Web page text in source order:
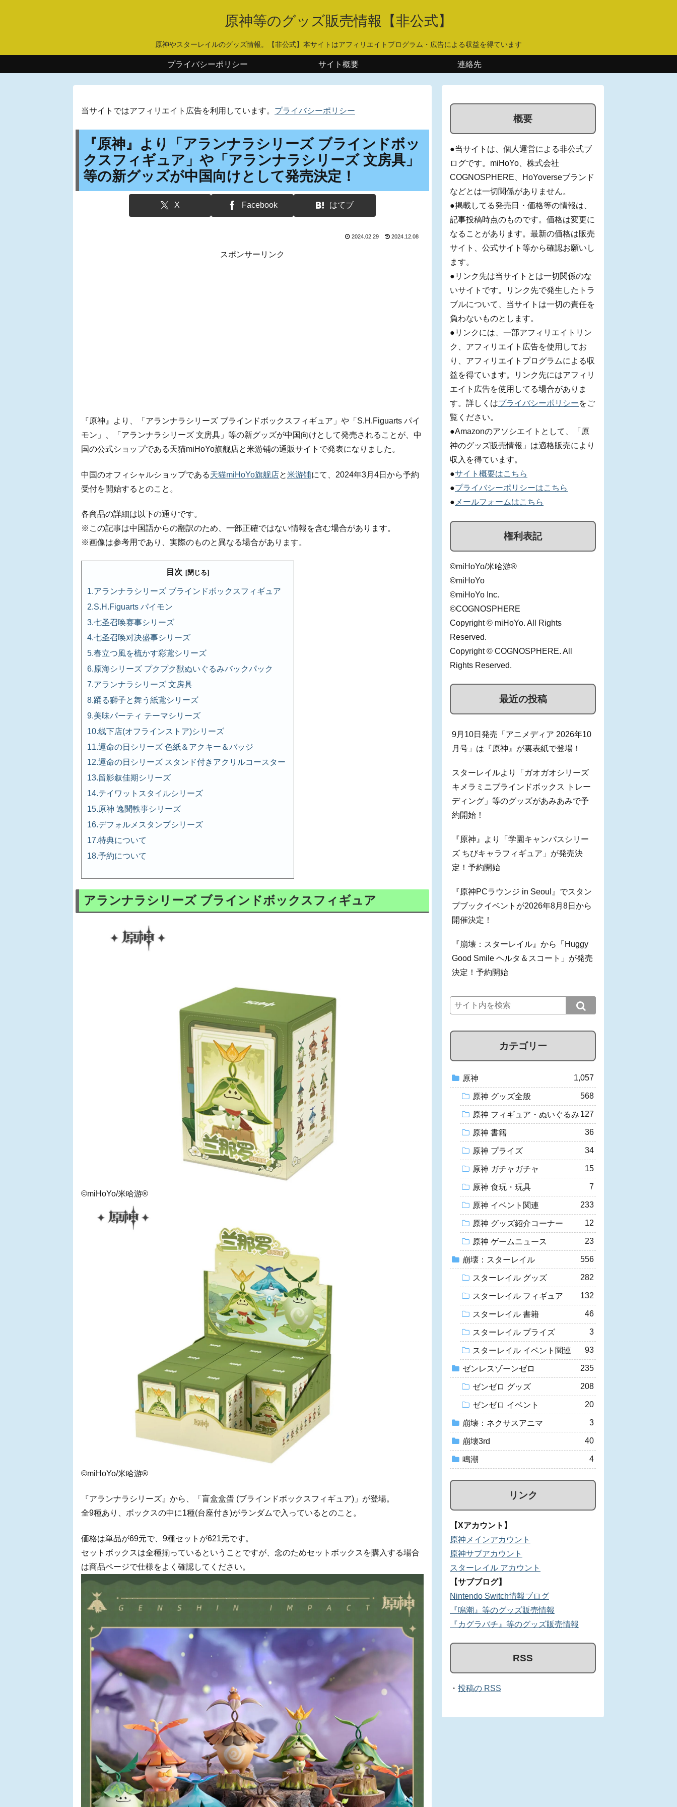
原神等のグッズ販売情報【非公式】
原神やスターレイルのグッズ情報。【非公式】本サイトはアフィリエイトプログラム・広告による収益を得ています
プライバシーポリシー サイト概要 連絡先
当サイトではアフィリエイト広告を利用しています。 プライバシーポリシー
『原神』より「アランナラシリーズ ブラインドボッ
クスフィギュア」や「アランナラシリーズ 文房具」
等の新グッズが中国向けとして発売決定！
X Facebook はてブ
2024.02.29 2024.12.08
スポンサーリンク
『原神』より、「アランナラシリーズ ブラインドボックスフィギュア」や「S.H.Figuarts パイ
モン」、「アランナラシリーズ 文房具」等の新グッズが中国向けとして発売されることが、中
国の公式ショップである天猫miHoYo旗舰店と米游铺の通販サイトで発表になりました。
中国のオフィシャルショップである天猫miHoYo旗舰店と米游铺にて、2024年3月4日から予約
受付を開始するとのこと。
各商品の詳細は以下の通りです。
※この記事は中国語からの翻訳のため、一部正確ではない情報を含む場合があります。
※画像は参考用であり、実際のものと異なる場合があります。
目次
アランナラシリーズ ブラインドボックスフィギュア
S.H.Figuarts パイモン
七圣召唤赛事シリーズ
七圣召唤对决盛事シリーズ
春立つ風を梳かす彩鳶シリーズ
原海シリーズ プクプク獣ぬいぐるみバックパック
アランナラシリーズ 文房具
踊る獅子と舞う紙鳶シリーズ
美味パーティ テーマシリーズ
线下店(オフラインストア)シリーズ
運命の日シリーズ 色紙＆アクキー＆バッジ
運命の日シリーズ スタンド付きアクリルコースター
留影叙佳期シリーズ
テイワットスタイルシリーズ
原神 逸聞軼事シリーズ
デフォルメスタンプシリーズ
特典について
予約について
アランナラシリーズ ブラインドボックスフィギュア
©miHoYo/米哈游®
©miHoYo/米哈游®
『アランナラシリーズ』から、「盲盒盒蛋 (ブラインドボックスフィギュア)」が登場。
全9種あり、ボックスの中に1種(台座付き)がランダムで入っているとのこと。
価格は単品が69元で、9種セットが621元です。
セットボックスは全種揃っているということですが、念のためセットボックスを購入する場合
は商品ページで仕様をよく確認してください。
概要
●当サイトは、個人運営による非公式ブ
ログです。miHoYo、株式会社
COGNOSPHERE、HoYoverseブランド
などとは一切関係がありません。
●掲載してる発売日・価格等の情報は、
記事投稿時点のものです。価格は変更に
なることがあります。最新の価格は販売
サイト、公式サイト等から確認お願いし
ます。
●リンク先は当サイトとは一切関係のな
いサイトです。リンク先で発生したトラ
ブルについて、当サイトは一切の責任を
負わないものとします。
●リンクには、一部アフィリエイトリン
ク、アフィリエイト広告を使用してお
り、アフィリエイトプログラムによる収
益を得ています。リンク先にはアフィリ
エイト広告を使用してる場合がありま
す。詳しくはプライバシーポリシーをご
覧ください。
●Amazonのアソシエイトとして、「原
神のグッズ販売情報」は適格販売により
収入を得ています。
●サイト概要はこちら
●プライバシーポリシーはこちら
● メールフォームはこちら
権利表記
©miHoYo/米哈游®
©miHoYo
©miHoYo Inc.
©COGNOSPHERE
Copyright © miHoYo. All Rights
Reserved.
Copyright © COGNOSPHERE. All
Rights Reserved.
最近の投稿
9月10日発売「アニメディア 2026年10
月号」は『原神』が裏表紙で登場！
スターレイルより「ガオガオシリーズ
キメラミニブラインドボックス トレー
ディング」等のグッズがあみあみで予
約開始！
『原神』より「学園キャンパスシリー
ズ ちびキャラフィギュア」が発売決
定！予約開始
『原神PCラウンジ in Seoul』でスタン
プブックイベントが2026年8月8日から
開催決定！
『崩壊：スターレイル』から「Huggy
Good Smile ヘルタ＆スコート」が発売
決定！予約開始
カテゴリー
原神 1,057
原神 グッズ全般 568
原神 フィギュア・ぬいぐるみ 127
原神 書籍 36
原神 プライズ 34
原神 ガチャガチャ 15
原神 食玩・玩具 7
原神 イベント関連 233
原神 グッズ紹介コーナー 12
原神 ゲームニュース 23
崩壊：スターレイル 556
スターレイル グッズ 282
スターレイル フィギュア 132
スターレイル 書籍 46
スターレイル プライズ 3
スターレイル イベント関連 93
ゼンレスゾーンゼロ 235
ゼンゼロ グッズ 208
ゼンゼロ イベント 20
崩壊：ネクサスアニマ 3
崩壊3rd 40
鳴潮 4
リンク
【Xアカウント】
原神メインアカウント
原神サブアカウント
スターレイル アカウント
【サブブログ】
Nintendo Switch情報ブログ
『鳴潮』等のグッズ販売情報
『カグラバチ』等のグッズ販売情報
RSS
・ 投稿の RSS